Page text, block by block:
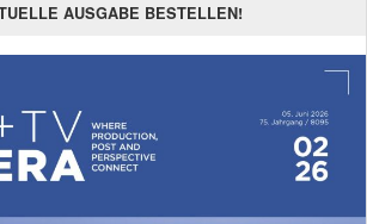
AUSGABE BESTELLEN!